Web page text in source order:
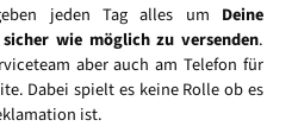
jeden Tag alles um Deine
wie möglich zu versenden.
aber auch am Telefon für
Dabei spielt es keine Rolle ob es
ist.